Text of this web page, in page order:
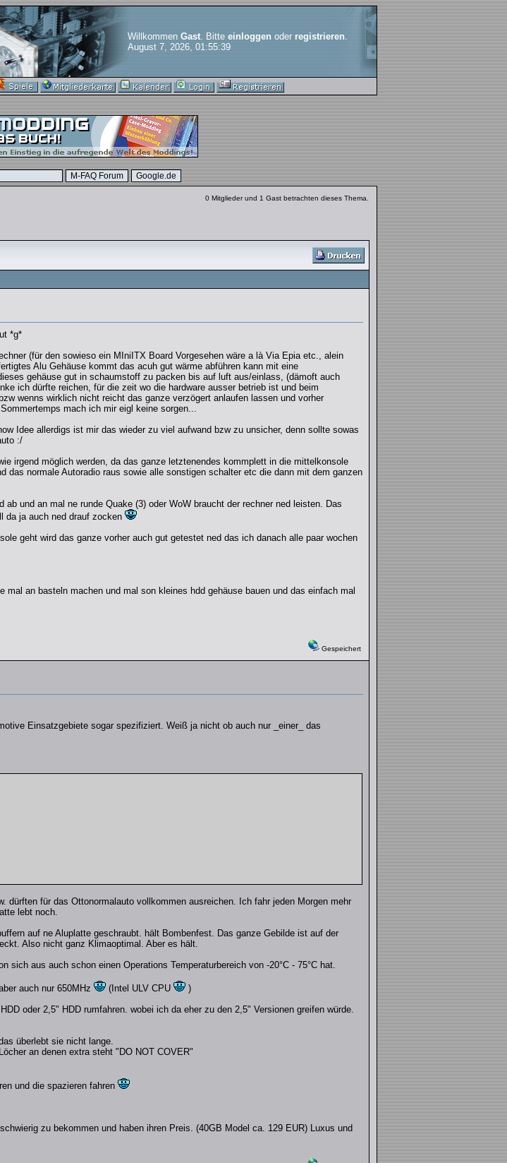
Willkommen Gast. Bitte einloggenoder registrieren.
August 7, 2026, 01:55:39
0 Mitglieder und 1 Gast betrachten dieses Thema.
*g*
(für den sowieso ein MIniITX Board Vorgesehen wäre a là Via Epia etc., alein
Alu Gehäuse kommt das acuh gut wärme abführen kann mit eine
gehäuse gut in schaumstoff zu packen bis auf luft aus/einlass, (dämoft auch
ich dürfte reichen, für die zeit wo die hardware ausser betrieb ist und beim
wenns wirklich nicht reicht das ganze verzögert anlaufen lassen und vorher
mach ich mir eigl keine sorgen...
Idee allerdigs ist mir das wieder zu viel aufwand bzw zu unsicher, denn sollte sowas
:/
irgend möglich werden, da das ganze letztenendes kommplett in die mittelkonsole
das normale Autoradio raus sowie alle sonstigen schalter etc die dann mit dem ganzen
und an mal ne runde Quake (3) oder WoW braucht der rechner ned leisten. Das
da ja auch ned drauf zocken
geht wird das ganze vorher auch gut getestet ned das ich danach alle paar wochen
mal an basteln machen und mal son kleines hdd gehäuse bauen und das einfach mal
Gespeichert
Einsatzgebiete sogar spezifiziert. Weiß ja nicht ob auch nur _einer_ das
dürften für das Ottonormalauto vollkommen ausreichen. Ich fahr jeden Morgen mehr
lebt noch.
auf ne Aluplatte geschraubt. hält Bombenfest. Das ganze Gebilde ist auf der
Also nicht ganz Klimaoptimal. Aber es hält.
sich aus auch schon einen Operations Temperaturbereich von -20°C - 75°C hat.
auch nur 650MHz (Intel ULV CPU
)
oder 2,5" HDD rumfahren. wobei ich da eher zu den 2,5" Versionen greifen würde.
überlebt sie nicht lange.
an denen extra steht "DO NOT COVER"
und die spazieren fahren
zu bekommen und haben ihren Preis. (40GB Model ca. 129 EUR) Luxus und